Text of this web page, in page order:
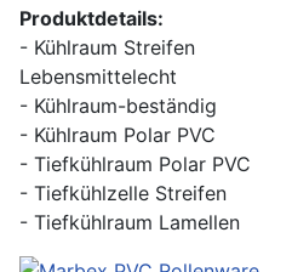
Produktdetails:
- Kühlraum Streifen
Lebensmittelecht
- Kühlraum-beständig
- Kühlraum Polar PVC
- Tiefkühlraum Polar PVC
- Tiefkühlzelle Streifen
- Tiefkühlraum Lamellen